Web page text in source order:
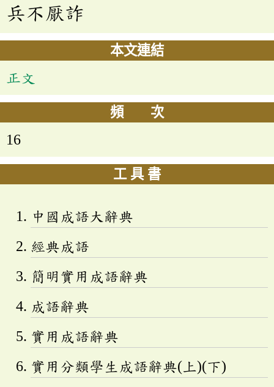
兵不厭詐
本文連結
正文
頻 次
16
工 具 書
中國成語大辭典
經典成語
簡明實用成語辭典
成語辭典
實用成語辭典
實用分類學生成語辭典(上)(下)